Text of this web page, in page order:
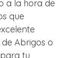
a la hora de
que
Abrigos o
tu